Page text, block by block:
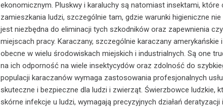
ekonomicznym. Pluskwy i karaluchy są natomiast insektami,
zamieszkania ludzi, szczególnie tam, gdzie warunki higieniczne
jest niezbędna do eliminacji tych szkodników oraz zapewnienia
miejscach pracy. Karaczany, szczególnie karaczany amerykańskie
obecne w wielu środowiskach miejskich i industrialnych. Są one
na ich odporność na wiele insektycydów oraz zdolność do
populacji karaczanów wymaga zastosowania profesjonalnych
skuteczne i bezpieczne dla ludzi i zwierząt. Świerzbowce ludzkie,
skórne infekcje u ludzi, wymagają precyzyjnych działań deratyzacji